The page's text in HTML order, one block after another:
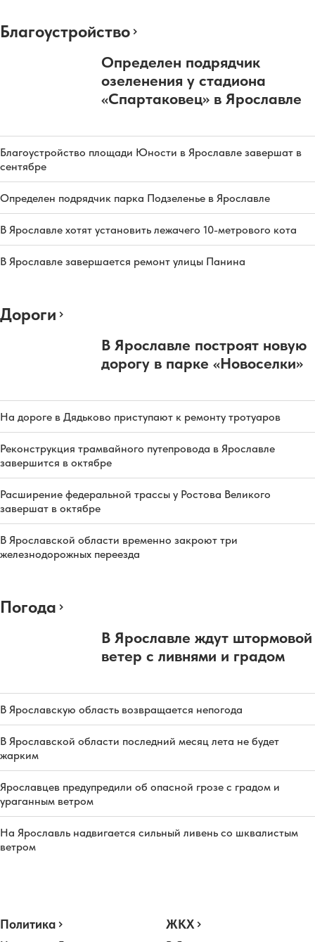
Благоустройство
Определен подрядчик
озеленения у стадиона
«Спартаковец» в Ярославле
Благоустройство площади Юности в Ярославле завершат в
сентябре
Определен подрядчик парка Подзеленье в Ярославле
В Ярославле хотят установить лежачего 10-метрового кота
В Ярославле завершается ремонт улицы Панина
Дороги
В Ярославле построят новую
дорогу в парке «Новоселки»
На дороге в Дядьково приступают к ремонту тротуаров
Реконструкция трамвайного путепровода в Ярославле
завершится в октябре
Расширение федеральной трассы у Ростова Великого
завершат в октябре
В Ярославской области временно закроют три
железнодорожных переезда
Погода
В Ярославле ждут штормовой
ветер с ливнями и градом
В Ярославскую область возвращается непогода
В Ярославской области последний месяц лета не будет
жарким
Ярославцев предупредили об опасной грозе с градом и
ураганным ветром
На Ярославль надвигается сильный ливень со шквалистым
ветром
Политика ЖКХ